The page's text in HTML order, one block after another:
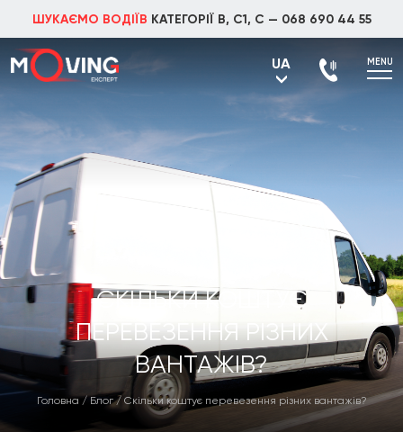
ШУКАЄМО ВОДІЇВ КАТЕГОРІЇ В, С1, С — 068 690 44 55
UA MENU
Головна / Блог / Скільки коштує перевезення різних вантажів?
СКІЛЬКИ КОШТУЄ
ПЕРЕВЕЗЕННЯ РІЗНИХ
ВАНТАЖІВ?